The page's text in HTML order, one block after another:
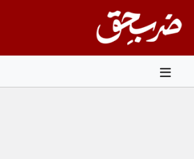
content